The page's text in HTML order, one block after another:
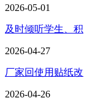
2026-05-01
及时倾听学生、积
2026-04-27
厂家回使用贴纸改
2026-04-26